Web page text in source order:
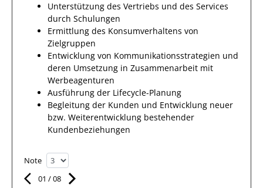
Unterstützung des Vertriebs und des Services
durch Schulungen
Ermittlung des Konsumverhaltens von
Zielgruppen
Entwicklung von Kommunikationsstrategien und
deren Umsetzung in Zusammenarbeit mit
Werbeagenturen
Ausführung der Lifecycle-Planung
Begleitung der Kunden und Entwicklung neuer
bzw. Weiterentwicklung bestehender
Kundenbeziehungen
Note
01 /08